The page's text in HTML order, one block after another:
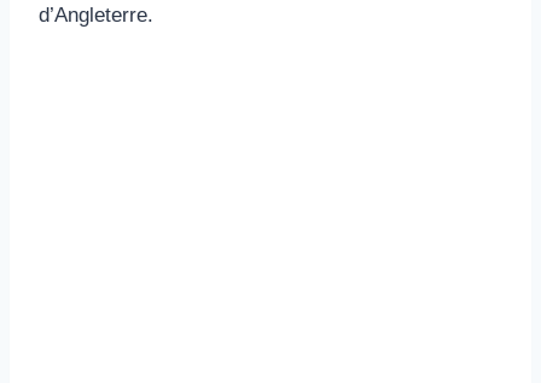
d’Angleterre.